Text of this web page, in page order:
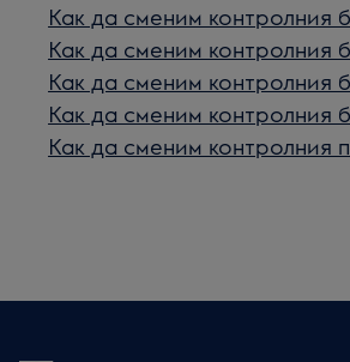
Как да сменим контролния
Как да сменим контролния
Как да сменим контролния
Как да сменим контролния
Как да сменим контролния